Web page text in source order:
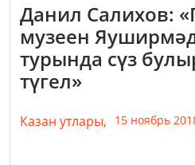
Данил Салихов:
музеен
турында сүз
түгел»
Казан утлары, 15 ноябрь